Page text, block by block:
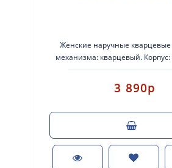
Женские наручные
механизма: кварцевый. Корпус:
покрытием. Брас..
3 890р